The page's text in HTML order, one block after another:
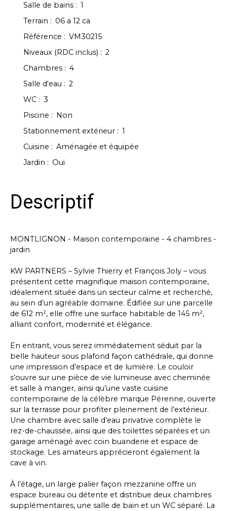
Salle de bains : 1
Terrain : 06 a 12 ca
Référence : VM30215
Niveaux (RDC inclus) : 2
Chambres : 4
Salle d'eau : 2
WC : 3
Piscine : Non
Stationnement extérieur : 1
Cuisine : Aménagée et équipée
Jardin : Oui
Descriptif
MONTLIGNON - Maison contemporaine - 4 chambres -
jardin
KW PARTNERS – Sylvie Thierry et François Joly – vous
présentent cette magnifique maison contemporaine,
idéalement située dans un secteur calme et recherché,
au sein d’un agréable domaine. Édifiée sur une parcelle
de 612 m², elle offre une surface habitable de 145 m²,
alliant confort, modernité et élégance.
En entrant, vous serez immédiatement séduit par la
belle hauteur sous plafond façon cathédrale, qui donne
une impression d’espace et de lumière. Le couloir
s’ouvre sur une pièce de vie lumineuse avec cheminée
et salle à manger, ainsi qu’une vaste cuisine
contemporaine de la célèbre marque Pérenne, ouverte
sur la terrasse pour profiter pleinement de l’extérieur.
Une chambre avec salle d’eau privative complète le
rez-de-chaussée, ainsi que des toilettes séparées et un
garage aménagé avec coin buanderie et espace de
stockage. Les amateurs apprécieront également la
cave à vin.
À l’étage, un large palier façon mezzanine offre un
espace bureau ou détente et distribue deux chambres
supplémentaires, une salle de bain et un WC séparé. La